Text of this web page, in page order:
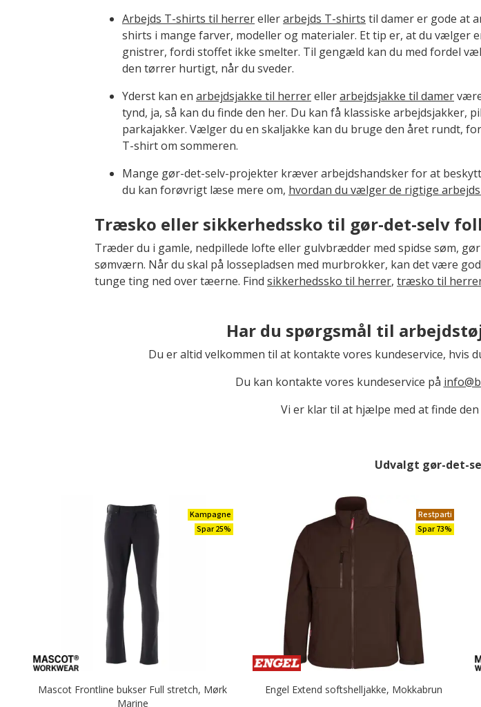
Arbejds T-shirts til herrerellerarbejds T-shirts til damer er gode at
shirts i mange farver, modeller og materialer. Et tip er, at du vælger
gnistrer, fordi stoffet ikke smelter. Til gengæld kan du med fordel
den tørrer hurtigt, når du sveder.
Yderst kan en arbejdsjakke til herrerellerarbejdsjakke til damer
tynd, ja, så kan du finde den her. Du kan få klassiske
parkajakker. Vælger du en skaljakke kan du bruge den året rundt,
T-shirt om sommeren.
Mange gør-det-selv-projekter kræver arbejdshandsker for at
du kan forøvrigt læse mere om, hvordan du vælger de rigtige
Træsko eller sikkerhedssko til gør-det-selv
Træder du i gamle, nedpillede lofte eller gulvbrædder med spidse søm,
sømværn. Når du skal på lossepladsen med murbrokker, kan det være
tunge ting ned over tæerne. Find sikkerhedssko til herrer, træsko til
Har du spørgsmål til
Du er altid velkommen til at kontakte vores kundeservice, hvis
Du kan kontakte vores kundeservice på
Vi er klar til at hjælpe med at finde
Udvalgt gør-det-
Kampagne
Spar 25%
Mascot Frontline bukser Full stretch, Mørk
Marine
Restparti
Spar 73%
Engel Extend softshelljakke, Mokkabrun